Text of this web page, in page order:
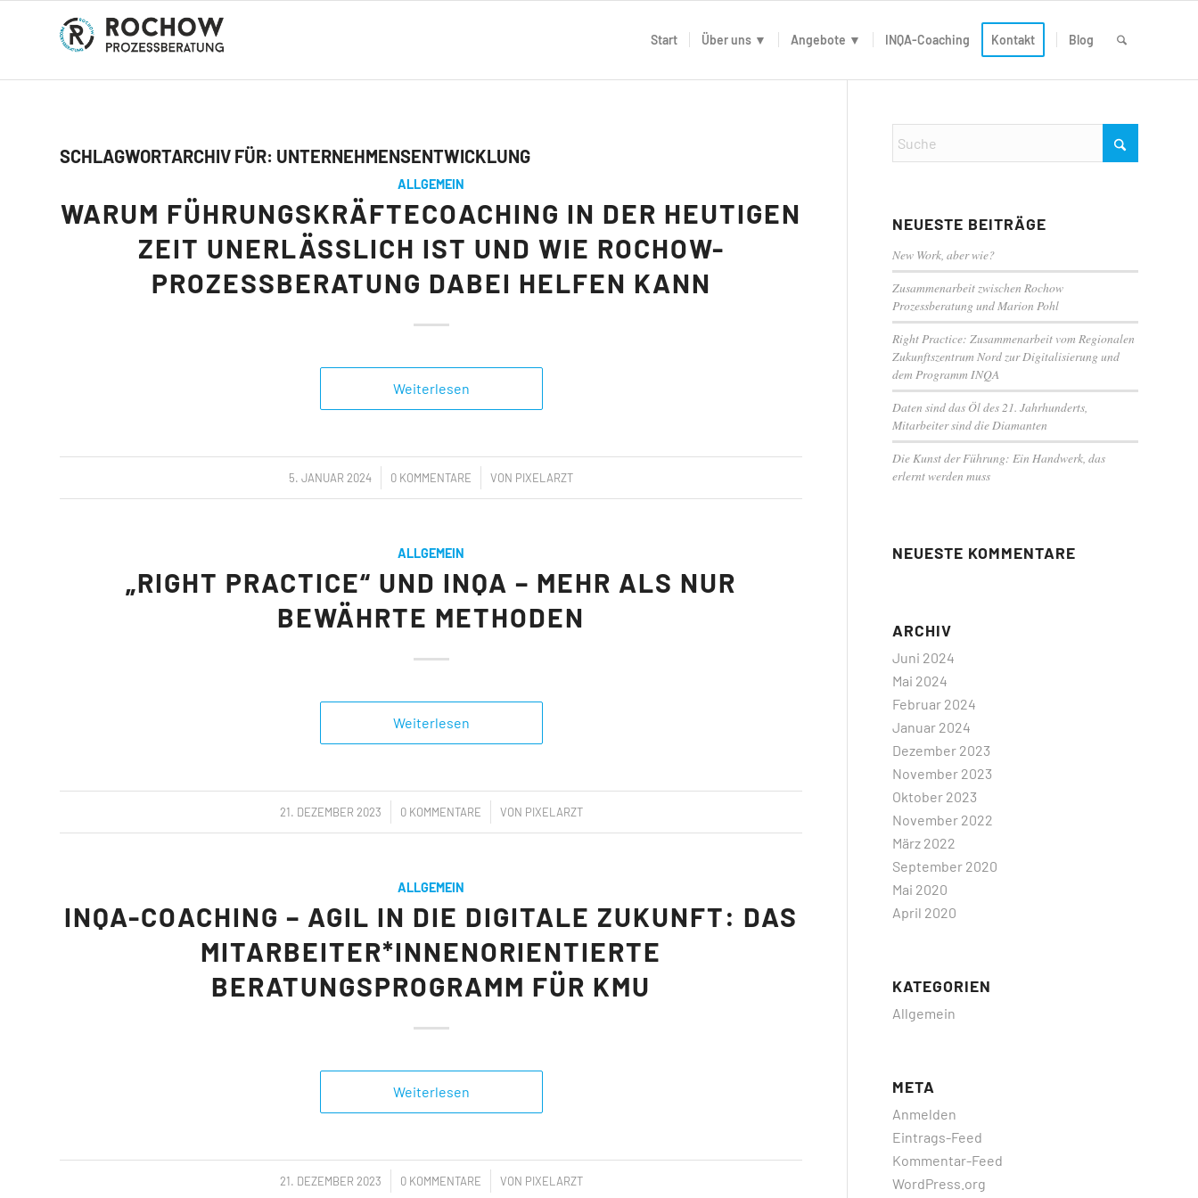
Start Über uns ▼ Angebote ▼ INQA-Coaching Kontakt Blog
SCHLAGWORTARCHIV FÜR: UNTERNEHMENSENTWICKLUNG
ALLGEMEIN
WARUM FÜHRUNGSKRÄFTECOACHING IN DER HEUTIGEN
ZEIT UNERLÄSSLICH IST UND WIE ROCHOW-
PROZESSBERATUNG DABEI HELFEN KANN
Weiterlesen
5. JANUAR 2024
/ 0 KOMMENTARE
/ VON PIXELARZT
ALLGEMEIN
„RIGHT PRACTICE“ UND INQA – MEHR ALS NUR
BEWÄHRTE METHODEN
Weiterlesen
21. DEZEMBER 2023
/ 0 KOMMENTARE
/ VON PIXELARZT
ALLGEMEIN
INQA-COACHING – AGIL IN DIE DIGITALE ZUKUNFT: DAS
MITARBEITER*INNENORIENTIERTE
BERATUNGSPROGRAMM FÜR KMU
Weiterlesen
21. DEZEMBER 2023
/ 0 KOMMENTARE
/ VON PIXELARZT
NEUESTE BEITRÄGE
New Work, aber wie?
Zusammenarbeit zwischen Rochow
Prozessberatung und Marion Pohl
Right Practice: Zusammenarbeit vom Regionalen
Zukunftszentrum Nord zur Digitalisierung und
dem Programm INQA
Daten sind das Öl des 21. Jahrhunderts,
Mitarbeiter sind die Diamanten
Die Kunst der Führung: Ein Handwerk, das
erlernt werden muss
NEUESTE KOMMENTARE
ARCHIV
Juni 2024
Mai 2024
Februar 2024
Januar 2024
Dezember 2023
November 2023
Oktober 2023
November 2022
März 2022
September 2020
Mai 2020
April 2020
KATEGORIEN
Allgemein
META
Anmelden
Eintrags-Feed
Kommentar-Feed
WordPress.org